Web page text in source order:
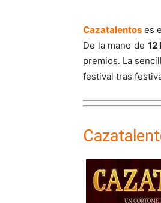
Cazatalentos es
De la mano de 12
premios. La
festival tras